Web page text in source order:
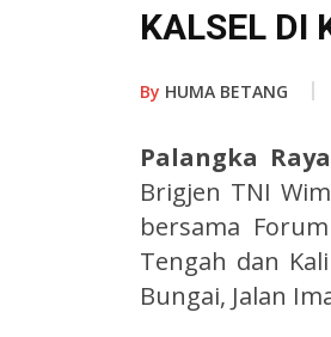
KALSEL DI
By HUMA BETANG
Palangka Raya
Brigjen TNI
bersama
Tengah dan
Bungai, Jalan